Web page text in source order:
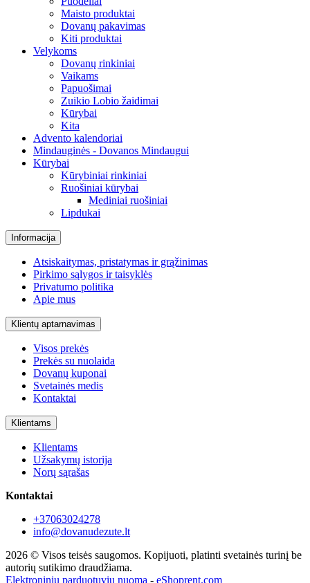
Maisto produktai
Dovanų pakavimas
Kiti produktai
Velykoms
Dovanų rinkiniai
Vaikams
Papuošimai
Zuikio Lobio žaidimai
Kūrybai
Kita
Advento kalendoriai
Mindauginės - Dovanos Mindaugui
Kūrybai
Kūrybiniai rinkiniai
Ruošiniai kūrybai
Mediniai ruošiniai
Lipdukai
Informacija
Atsiskaitymas, pristatymas ir grąžinimas
Pirkimo sąlygos ir taisyklės
Privatumo politika
Apie mus
Klientų aptarnavimas
Visos prekės
Prekės su nuolaida
Dovanų kuponai
Svetainės medis
Kontaktai
Klientams
Klientams
Užsakymų istorija
Norų sąrašas
Kontaktai
+37063024278
info@dovanudezute.lt
2026 © Visos teisės saugomos. Kopijuoti, platinti svetainės turinį be
autorių sutikimo draudžiama.
Elektroninių parduotuvių nuoma - eShoprent.com